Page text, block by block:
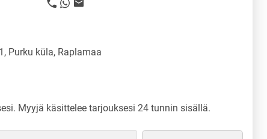
Purku küla, Raplamaa
Myyjä käsittelee tarjouksesi 24 tunnin sisällä.